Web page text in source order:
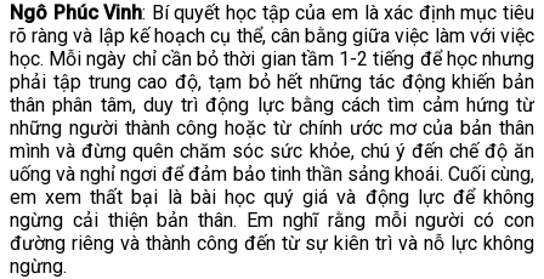
Ngô Phúc Vinh: Bí quyết học tập của em là xác định mục tiêu
rõ ràng và lập kế hoạch cụ thể, cân bằng giữa việc làm với việc
học. Mỗi ngày chỉ cần bỏ thời gian tầm 1-2 tiếng để học nhưng
phải tập trung cao độ, tạm bỏ hết những tác động khiến bản
thân phân tâm, duy trì động lực bằng cách tìm cảm hứng từ
những người thành công hoặc từ chính ước mơ của bản thân
mình và đừng quên chăm sóc sức khỏe, chú ý đến chế độ ăn
uống và nghỉ ngơi để đảm bảo tinh thần sảng khoái. Cuối cùng,
em xem thất bại là bài học quý giá và động lực để không
ngừng cải thiện bản thân. Em nghĩ rằng mỗi người có con
đường riêng và thành công đến từ sự kiên trì và nỗ lực không
ngừng.